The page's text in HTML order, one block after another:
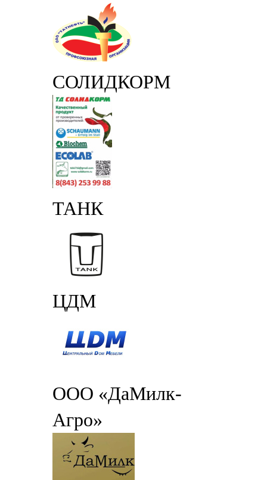
СОЛИДКОРМ
ТАНК
ЦДМ
ООО «ДаМилк-
Агро»